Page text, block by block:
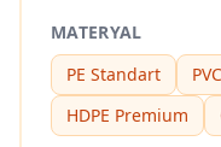
MATERYAL
PE Standart
HDPE Premium